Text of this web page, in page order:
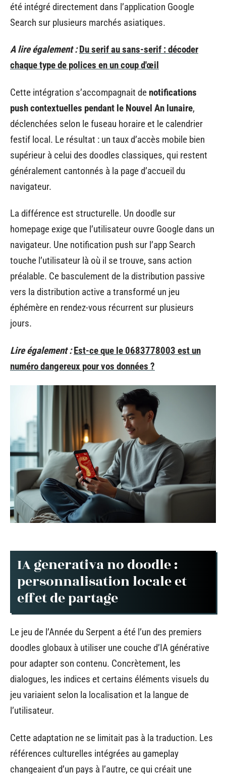
été intégré directement dans l’application Google
Search sur plusieurs marchés asiatiques.
A lire également : Du serif au sans-serif : décoder
chaque type de polices en un coup d'œil
Cette intégration s’accompagnait de notifications
push contextuelles pendant le Nouvel An lunaire,
déclenchées selon le fuseau horaire et le calendrier
festif local. Le résultat : un taux d’accès mobile bien
supérieur à celui des doodles classiques, qui restent
généralement cantonnés à la page d’accueil du
navigateur.
La différence est structurelle. Un doodle sur
homepage exige que l’utilisateur ouvre Google dans un
navigateur. Une notification push sur l’app Search
touche l’utilisateur là où il se trouve, sans action
préalable. Ce basculement de la distribution passive
vers la distribution active a transformé un jeu
éphémère en rendez-vous récurrent sur plusieurs
jours.
Lire également : Est-ce que le 0683778003 est un
numéro dangereux pour vos données ?
IA generativa no doodle :
personnalisation locale et
effet de partage
Le jeu de l’Année du Serpent a été l’un des premiers
doodles globaux à utiliser une couche d’IA générative
pour adapter son contenu. Concrètement, les
dialogues, les indices et certains éléments visuels du
jeu variaient selon la localisation et la langue de
l’utilisateur.
Cette adaptation ne se limitait pas à la traduction. Les
références culturelles intégrées au gameplay
changeaient d’un pays à l’autre, ce qui créait une